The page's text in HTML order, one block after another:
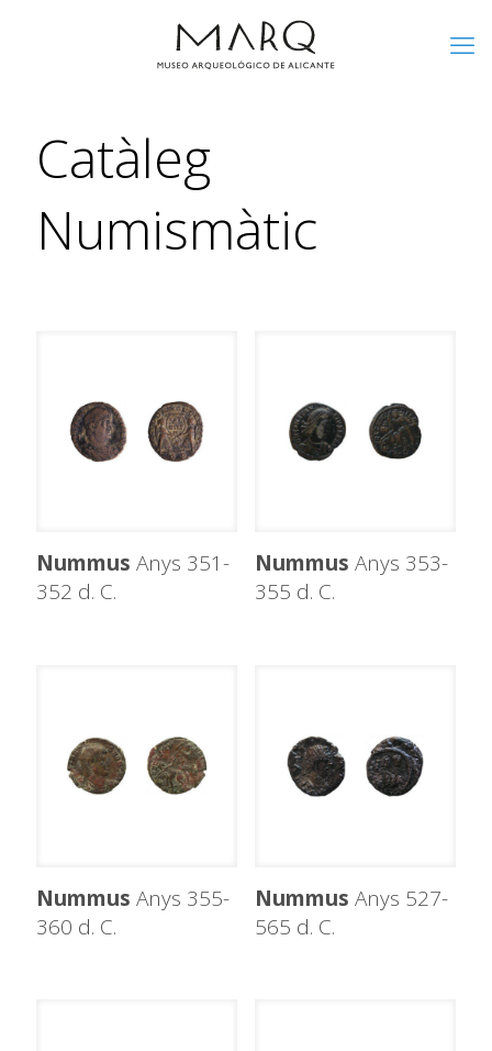
Catàleg
Numismàtic
Nummus Anys 351-
352 d. C.
Nummus Anys 353-
355 d. C.
Nummus Anys 355-
360 d. C.
Nummus Anys 527-
565 d. C.